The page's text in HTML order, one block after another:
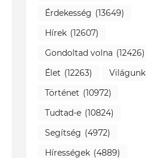
Érdekesség (13649)
Hírek (12607)
Gondoltad volna (12426)
Élet (12263) Világunk
Történet (10972)
Tudtad-e (10824)
Segítség (4972)
Hírességek (4889)